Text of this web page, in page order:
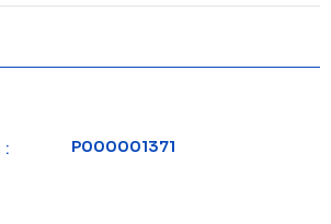
P000001371